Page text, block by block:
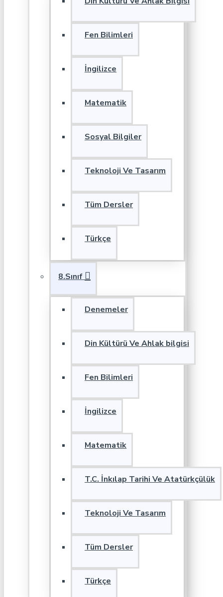
Fen Bilimleri
İngilizce
Matematik
Sosyal Bilgiler
Teknoloji Ve Tasarım
Tüm Dersler
Türkçe
8.Sınıf
Denemeler
Din Kültürü Ve Ahlak bilgisi
Fen Bilimleri
İngilizce
Matematik
T.C. İnkılap Tarihi Ve Atatürkçülük
Teknoloji Ve Tasarım
Tüm Dersler
Türkçe